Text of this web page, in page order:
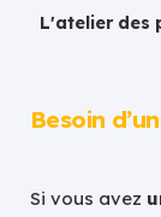
L'atelier des
Besoin
Si vous avez